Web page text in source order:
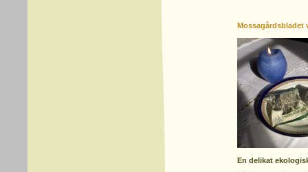
Mossagårdsbladet
En delikat